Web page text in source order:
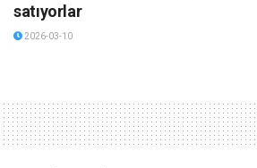
satıyorlar
2026-03-10